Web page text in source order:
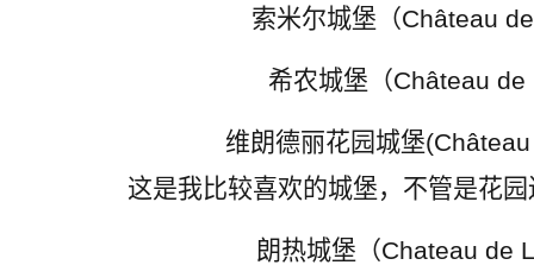
索米尔城堡（Château
希农城堡（Château de
维朗德丽花园城堡
这是我比较喜欢的城堡，不管是花
朗热城堡（Chateau de